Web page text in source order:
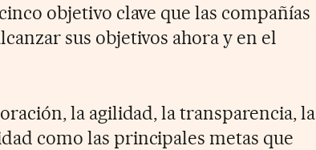
objetivo clave que las compañías
sus objetivos ahora y en el
la agilidad, la transparencia, la
como las principales metas que